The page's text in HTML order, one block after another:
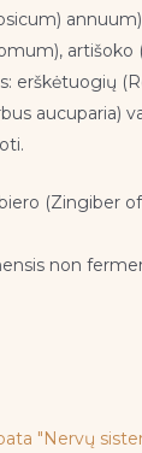
aucuparia)
(Zingiber
non